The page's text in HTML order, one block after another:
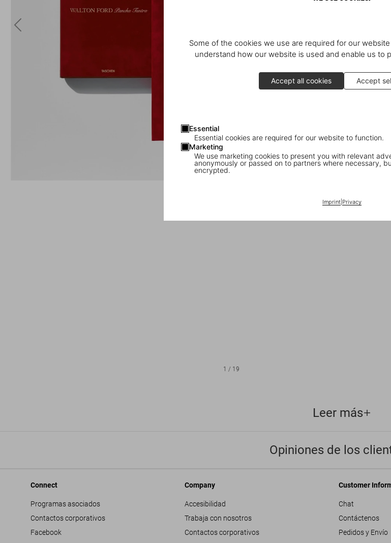
Some of the cookies we use are required for our
understand how our website is used and enable us to
Accept all cookies Accept
Essential
Essential cookies are required for our website to function.
Marketing
We use marketing cookies to present you with relevant
anonymously or passed on to partners where necessary,
encrypted.
Imprint| Privacy
1 / 19
Leer más
Opiniones de los
Connect
Programas asociados
Contactos corporativos
Facebook
Company
Accesibilidad
Trabaja con nosotros
Contactos corporativos
Customer
Chat
Contáctenos
Pedidos y Envío